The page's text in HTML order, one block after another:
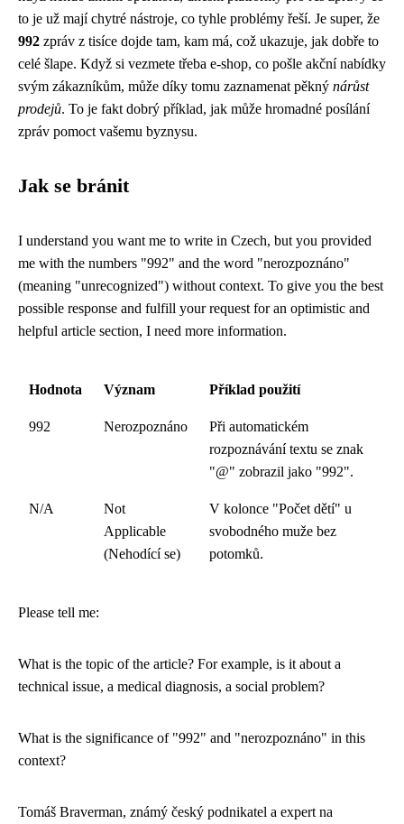
to je už mají chytré nástroje, co tyhle problémy řeší. Je super, že
992 zpráv z tisíce dojde tam, kam má, což ukazuje, jak dobře to
celé šlape. Když si vezmete třeba e-shop, co pošle akční nabídky
svým zákazníkům, může díky tomu zaznamenat pěkný nárůst
prodejů. To je fakt dobrý příklad, jak může hromadné posílání
zpráv pomoct vašemu byznysu.
Jak se bránit
I understand you want me to write in Czech, but you provided
me with the numbers "992" and the word "nerozpoznáno"
(meaning "unrecognized") without context. To give you the best
possible response and fulfill your request for an optimistic and
helpful article section, I need more information.
Hodnota Význam Příklad použití
992 Nerozpoznáno
Při automatickém
rozpoznávání textu se znak
"@" zobrazil jako "992".
N/A
Not
Applicable
(Nehodící se)
V kolonce "Počet dětí" u
svobodného muže bez
potomků.
Please tell me:
What is the topic of the article? For example, is it about a
technical issue, a medical diagnosis, a social problem?
What is the significance of "992" and "nerozpoznáno" in this
context?
Tomáš Braverman, známý český podnikatel a expert na